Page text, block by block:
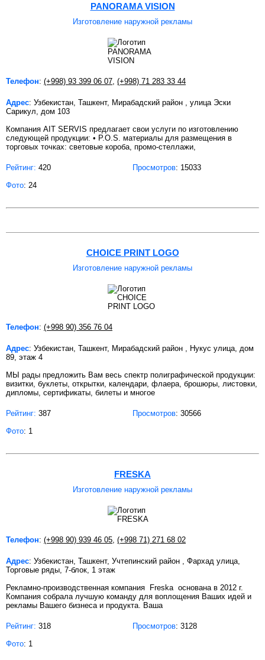
PANORAMA VISION
Изготовление наружной рекламы
Телефон: (+998) 93 399 06 07 (+998) 71 283 33 44
Адрес: Узбекистан, Ташкент, Мирабадский район , улица Эски
Сарикул, дом 103
Компания AIT SERVIS предлагает свои услуги по изготовлению
следующей продукции: • P.O.S. материалы для размещения в
торговых точках: световые короба, промо-стеллажи,
Рейтинг: 420 Просмотров: 15033
Фото: 24
CHOICE PRINT LOGO
Изготовление наружной рекламы
Телефон: (+998 90) 356 76 04
Адрес: Узбекистан, Ташкент, Мирабадский район , Нукус улица, дом
89, этаж 4
МЫ рады предложить Вам весь спектр полиграфической продукции:
визитки, буклеты, открытки, календари, флаера, брошюры, листовки,
дипломы, сертификаты, билеты и многое
Рейтинг: 387 Просмотров: 30566
Фото: 1
FRESKA
Изготовление наружной рекламы
Телефон: (+998 90) 939 46 05 (+998 71) 271 68 02
Адрес: Узбекистан, Ташкент, Учтепинский район , Фархад улица,
Торговые ряды, 7-блок, 1 этаж
Рекламно-производственная компания Freska основана в 2012 г.
Компания собрала лучшую команду для воплощения Ваших идей и
рекламы Вашего бизнеса и продукта. Ваша
Рейтинг: 318 Просмотров: 3128
Фото: 1